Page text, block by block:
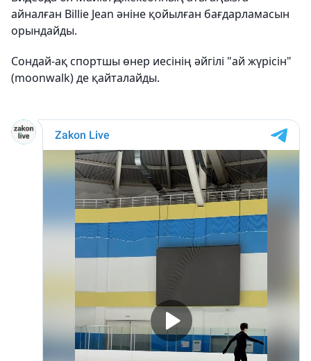
айналған Billie Jean әніне қойылған бағдарламасын
орындайды.
Сондай-ақ спортшы өнер иесінің әйгілі "ай жүрісін"
(moonwalk) де қайталайды.